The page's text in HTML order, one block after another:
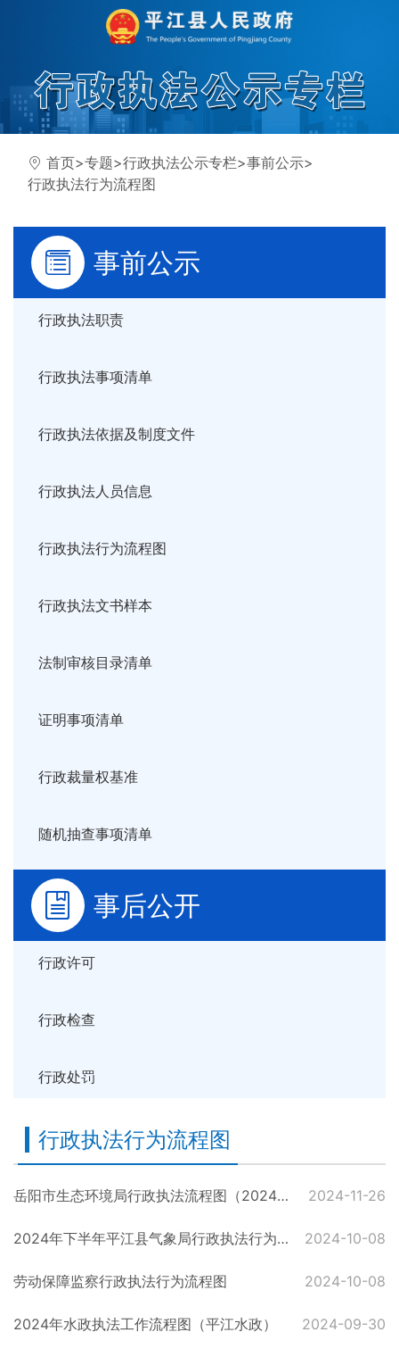
首页>专题>行政执法公示专栏>事前公示>
行政执法行为流程图
事前公示
行政执法职责
行政执法事项清单
行政执法依据及制度文件
行政执法人员信息
行政执法行为流程图
行政执法文书样本
法制审核目录清单
证明事项清单
行政裁量权基准
随机抽查事项清单
事后公开
行政许可
行政检查
行政处罚
行政执法行为流程图
岳阳市生态环境局行政执法流程图（2024年9月更新） 2024-11-26
2024年下半年平江县气象局行政执法行为流程图 2024-10-08
劳动保障监察行政执法行为流程图 2024-10-08
2024年水政执法工作流程图（平江水政） 2024-09-30